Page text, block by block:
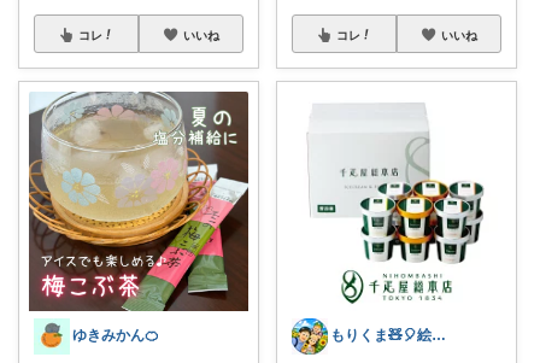
コレ いいね
ゆきみかん🍊
コレ いいね
もりくま🧸🎈絵本・スイーツ・酒他🙇